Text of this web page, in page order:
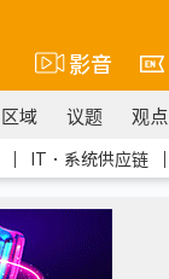
影音
区域 议题 观点
｜ IT．系统供应链 ｜